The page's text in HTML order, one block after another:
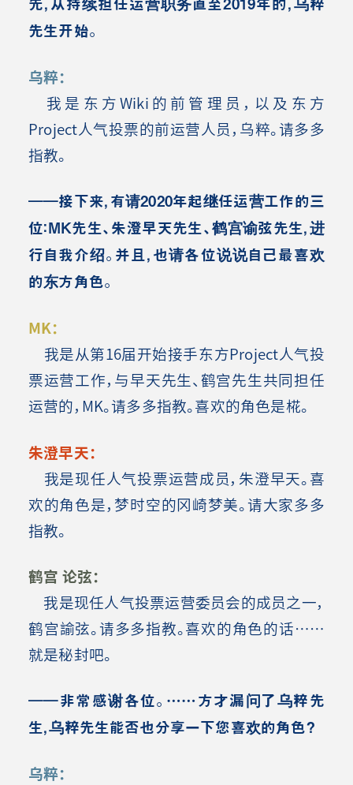
先生开始。
乌粹：
我是东方Wiki的前管理员，以及东方
Project人气投票的前运营人员，乌粹。请多多
指教。
――接下来，有请2020年起继任运营工作的三
位：MK先生、朱澄早天先生、鹤宫谕弦先生，进
行自我介绍。并且，也请各位说说自己最喜欢
的东方角色。
MK：
我是从第16届开始接手东方Project人气投
票运营工作，与早天先生、鹤宫先生共同担任
运营的，MK。请多多指教。喜欢的角色是椛。
朱澄早天：
我是现任人气投票运营成员，朱澄早天。喜
欢的角色是，梦时空的冈崎梦美。请大家多多
指教。
鹤宫 论弦：
我是现任人气投票运营委员会的成员之一，
鹤宫諭弦。请多多指教。喜欢的角色的话……
就是秘封吧。
――非常感谢各位。……方才漏问了乌粹先
生，乌粹先生能否也分享一下您喜欢的角色？
乌粹：